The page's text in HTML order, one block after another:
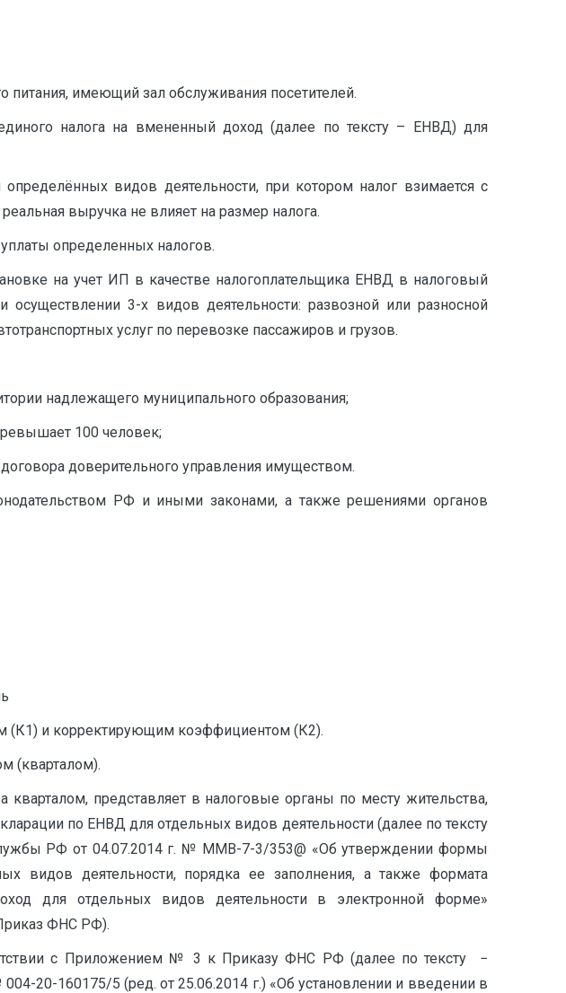
питания, имеющий зал обслуживания посетителей.
налога на вмененный доход (далее по тексту – ЕНВД) для
видов деятельности, при котором налог взимается с
выручка не влияет на размер налога.
определенных налогов.
на учет ИП в качестве налогоплательщика ЕНВД в налоговый
3-х видов деятельности: развозной или разносной
услуг по перевозке пассажиров и грузов.
надлежащего муниципального образования;
100 человек;
доверительного управления имуществом.
РФ и иными законами, а также решениями органов
(К1) и корректирующим коэффициентом (К2).
(кварталом).
представляет в налоговые органы по месту жительства,
по ЕНВД для отдельных видов деятельности (далее по тексту
РФ от 04.07.2014 г. № ММВ-7-3/353@ «Об утверждении формы
видов деятельности, порядка ее заполнения, а также формата
для отдельных видов деятельности в электронной форме»
ФНС РФ).
с Приложением № 3 к Приказу ФНС РФ (далее по тексту −
20-160175/5 (ред. от 25.06.2014 г.) «Об установлении и введении в